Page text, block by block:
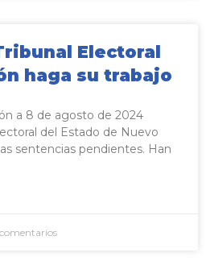
Electoral
haga su trabajo
a 8 de agosto de 2024
del Estado de Nuevo
sentencias pendientes. Han